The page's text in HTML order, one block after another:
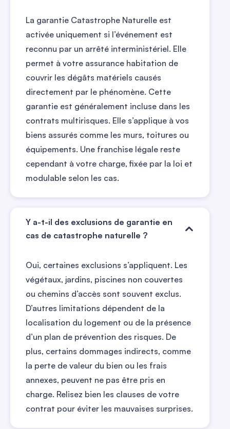
La garantie Catastrophe Naturelle est
activée uniquement si l’événement est
reconnu par un arrêté interministériel. Elle
permet à votre assurance habitation de
couvrir les dégâts matériels causés
directement par le phénomène. Cette
garantie est généralement incluse dans les
contrats multirisques. Elle s’applique à vos
biens assurés comme les murs, toitures ou
équipements. Une franchise légale reste
cependant à votre charge, fixée par la loi et
modulable selon les cas.
Y a-t-il des exclusions de garantie en
cas de catastrophe naturelle ?
Oui, certaines exclusions s’appliquent. Les
végétaux, jardins, piscines non couvertes
ou chemins d’accès sont souvent exclus.
D’autres limitations dépendent de la
localisation du logement ou de la présence
d’un plan de prévention des risques. De
plus, certains dommages indirects, comme
la perte de valeur du bien ou les frais
annexes, peuvent ne pas être pris en
charge. Relisez bien les clauses de votre
contrat pour éviter les mauvaises surprises.